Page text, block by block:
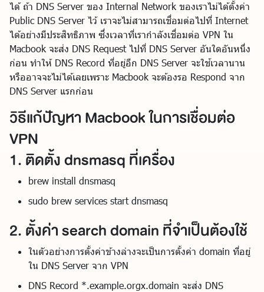
ได้ ถ้า DNS Server ของ Internal Network ของเราไม่ได้ตั้งค่า
Public DNS Server ไว้ เราจะไม่สามารถเชื่อมต่อไปที่ Internet
ได้อย่างมีประสิทธิภาพ ซึ่งเวลาที่เรากำลังเชื่อมต่อ VPN ใน
Macbook จะส่ง DNS Request ไปที่ DNS Server อันใดอันหนึ่ง
ก่อน ทำให้ DNS Record ที่อยู่อีก DNS Server จะใช้เวลานาน
หรืออาจจะไม่ได้เลยเพราะ Macbook จะต้องรอ Respond จาก
DNS Server แรกก่อน
วิธีแก้ปัญหา Macbook ในการเชื่อมต่อ
VPN
1. ติดตั้ง dnsmasq ที่เครื่อง
brew install dnsmasq
sudo brew services start dnsmasq
2. ตั้งค่า search domain ที่จำเป็นต้องใช้
ในตัวอย่างการตั้งค่าข้างล่างจะเป็นการตั้งค่า domain ที่อยู่
ใน DNS Server จาก VPN
DNS Record *.example.orgx.domain จะส่ง DNS